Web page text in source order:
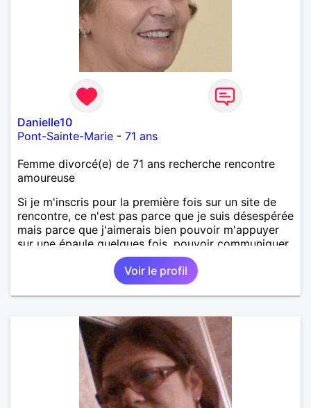
Danielle10
Pont-Sainte-Marie - 71 ans
Femme divorcé(e) de 71 ans recherche rencontre
amoureuse
Si je m'inscris pour la première fois sur un site de
rencontre, ce n'est pas parce que je suis désespérée
mais parce que j'aimerais bien pouvoir m'appuyer
sur une épaule quelques fois, pouvoir communiquer
dans la complicité avec un homme seul qui serait
aussi franc, sincère, naturel que je le suis.
Voir le profil